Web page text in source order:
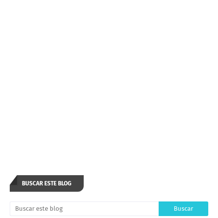
BUSCAR ESTE BLOG